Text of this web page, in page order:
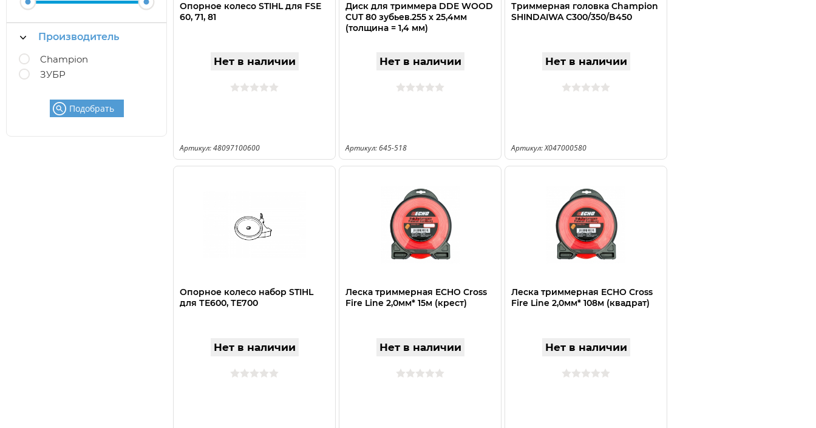
Производитель
Champion
ЗУБР
Подобрать
Опорное колесо STIHL для FSE
60, 71, 81
Нет в наличии
Артикул: 48097100600
Диск для триммера DDE WOOD
CUT 80 зубьев.255 х 25,4мм
(толщина = 1,4 мм)
Нет в наличии
Артикул: 645-518
Триммерная головка Champion
SHINDAIWA С300/350/B450
Нет в наличии
Артикул: X047000580
Опорное колесо набор STIHL
для ТЕ600, ТЕ700
Нет в наличии
Леска триммерная ECHO Cross
Fire Line 2,0мм* 15м (крест)
Нет в наличии
Леска триммерная ECHO Cross
Fire Line 2,0мм* 108м (квадрат)
Нет в наличии